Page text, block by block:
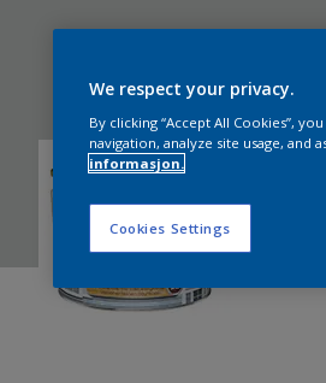
We respect your privacy.
By clicking “Accept All Cookies”,
navigation, analyze site usage, and
informasjon.
Cookies Settings